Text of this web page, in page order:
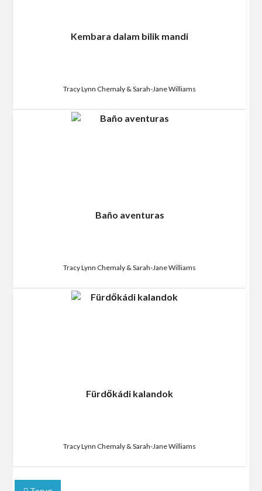
Kembara dalam bilik mandi
Tracy Lynn Chemaly & Sarah-Jane Williams
Baño aventuras
Tracy Lynn Chemaly & Sarah-Jane Williams
Fürdőkádi kalandok
Tracy Lynn Chemaly & Sarah-Jane Williams